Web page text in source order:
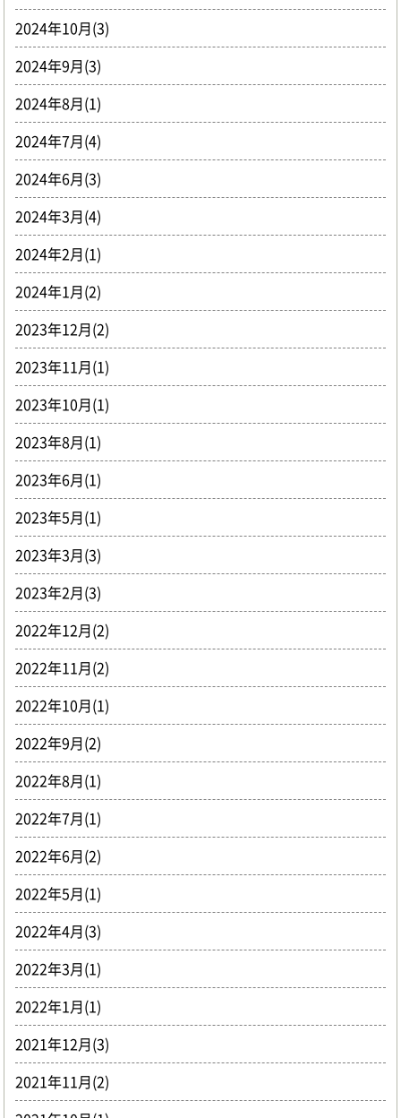
2024年10月(3)
2024年9月(3)
2024年8月(1)
2024年7月(4)
2024年6月(3)
2024年3月(4)
2024年2月(1)
2024年1月(2)
2023年12月(2)
2023年11月(1)
2023年10月(1)
2023年8月(1)
2023年6月(1)
2023年5月(1)
2023年3月(3)
2023年2月(3)
2022年12月(2)
2022年11月(2)
2022年10月(1)
2022年9月(2)
2022年8月(1)
2022年7月(1)
2022年6月(2)
2022年5月(1)
2022年4月(3)
2022年3月(1)
2022年1月(1)
2021年12月(3)
2021年11月(2)